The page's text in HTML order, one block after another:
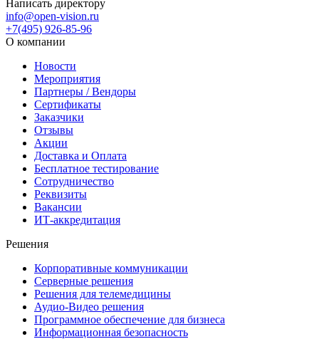
Написать директору
info@open-vision.ru
+7(495) 926-85-96
О компании
Новости
Мероприятия
Партнеры / Вендоры
Сертификаты
Заказчики
Отзывы
Акции
Доставка и Оплата
Бесплатное тестирование
Сотрудничество
Реквизиты
Вакансии
ИТ-аккредитация
Решения
Корпоративные коммуникации
Серверные решения
Решения для телемедицины
Аудио-Видео решения
Программное обеспечение для бизнеса
Информационная безопасность